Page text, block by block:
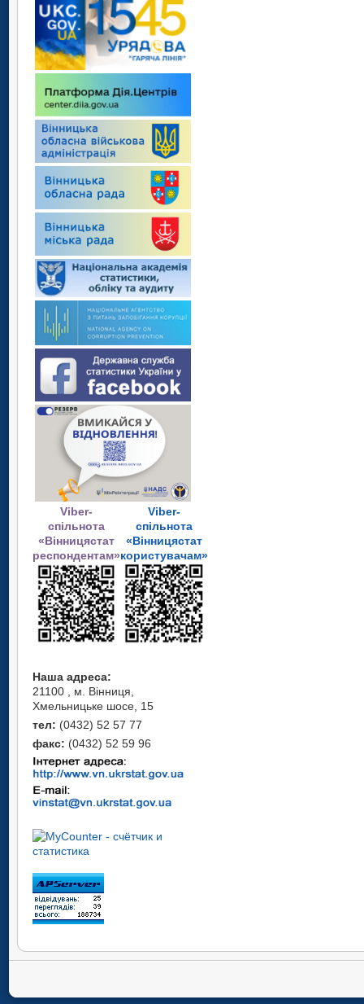
Viber-
спільнота
«Вінницястат
респондентам»
Viber-
спільнота
«Вінницястат
користувачам»
Наша адреса:
21100 , м. Вінниця,
Хмельницьке шосе, 15
тел: (0432) 52 57 77
факс: (0432) 52 59 96